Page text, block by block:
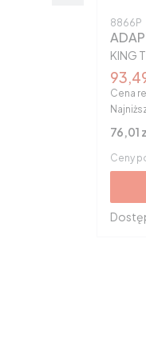
Kod
8866P
KING
Cena
Cena
76,01
Ceny